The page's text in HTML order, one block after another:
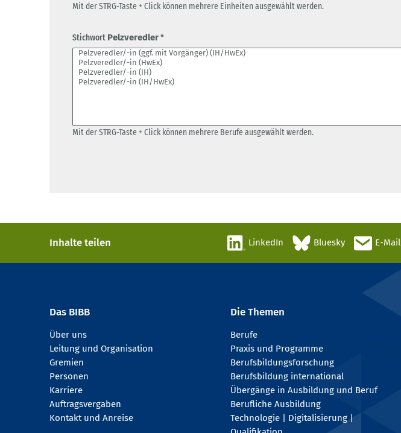
Mit der STRG-Taste + Click können mehrere Einheiten ausgewählt werden.
Stichwort Pelzveredler*
Mit der STRG-Taste + Click können mehrere Berufe ausgewählt werden.
Inhalte teilen LinkedIn Bluesky E-Mail
Das BIBB
Über uns
Leitung und Organisation
Gremien
Personen
Karriere
Auftragsvergaben
Kontakt und Anreise
Die Themen
Berufe
Praxis und Programme
Berufsbildungsforschung
Berufsbildung international
Übergänge in Ausbildung und Beruf
Berufliche Ausbildung
Technologie | Digitalisierung |